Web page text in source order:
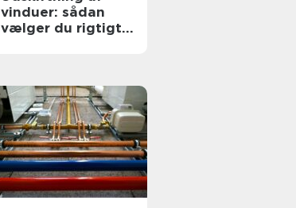
vinduer: sådan
vælger du rigtigt